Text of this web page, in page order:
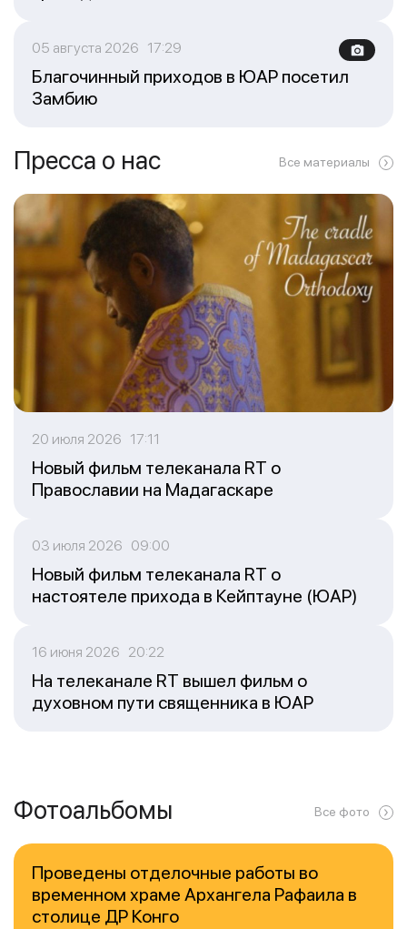
05 августа 2026 17:29
Благочинный приходов в ЮАР посетил
Замбию
Пресса о нас Все материалы
20 июля 2026 17:11
Новый фильм телеканала RT о
Православии на Мадагаскаре
03 июля 2026 09:00
Новый фильм телеканала RT о
настоятеле прихода в Кейптауне (ЮАР)
16 июня 2026 20:22
На телеканале RT вышел фильм о
духовном пути священника в ЮАР
Фотоальбомы Все фото
Проведены отделочные работы во
временном храме Архангела Рафаила в
столице ДР Конго